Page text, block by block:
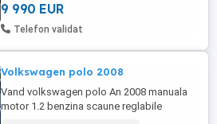
scaune ...
9 990 EUR
Telefon validat
Volkswagen polo 2008
Vand volkswagen polo An 2008 manuala
motor 1.2 benzina scaune reglabile